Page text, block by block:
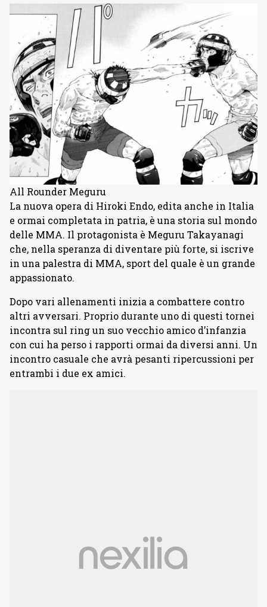
All Rounder Meguru
La nuova opera di Hiroki Endo, edita anche in Italia
e ormai completata in patria, è una storia sul mondo
delle MMA. Il protagonista è Meguru Takayanagi
che, nella speranza di diventare più forte, si iscrive
in una palestra di MMA, sport del quale è un grande
appassionato.
Dopo vari allenamenti inizia a combattere contro
altri avversari. Proprio durante uno di questi tornei
incontra sul ring un suo vecchio amico d’infanzia
con cui ha perso i rapporti ormai da diversi anni. Un
incontro casuale che avrà pesanti ripercussioni per
entrambi i due ex amici.